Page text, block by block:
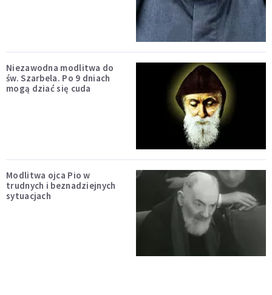
Niezawodna modlitwa do
św. Szarbela. Po 9 dniach
mogą dziać się cuda
Modlitwa ojca Pio w
trudnych i beznadziejnych
sytuacjach